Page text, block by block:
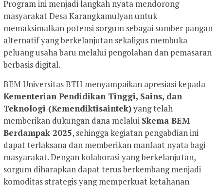
Program ini menjadi langkah nyata mendorong
masyarakat Desa Karangkamulyan untuk
memaksimalkan potensi sorgum sebagai sumber pangan
alternatif yang berkelanjutan sekaligus membuka
peluang usaha baru melalui pengolahan dan pemasaran
berbasis digital.
BEM Universitas BTH menyampaikan apresiasi kepada
Kementerian Pendidikan Tinggi, Sains, dan
Teknologi (Kemendiktisaintek)yang telah
memberikan dukungan dana melalui Skema BEM
Berdampak 2025, sehingga kegiatan pengabdian ini
dapat terlaksana dan memberikan manfaat nyata bagi
masyarakat. Dengan kolaborasi yang berkelanjutan,
sorgum diharapkan dapat terus berkembang menjadi
komoditas strategis yang memperkuat ketahanan